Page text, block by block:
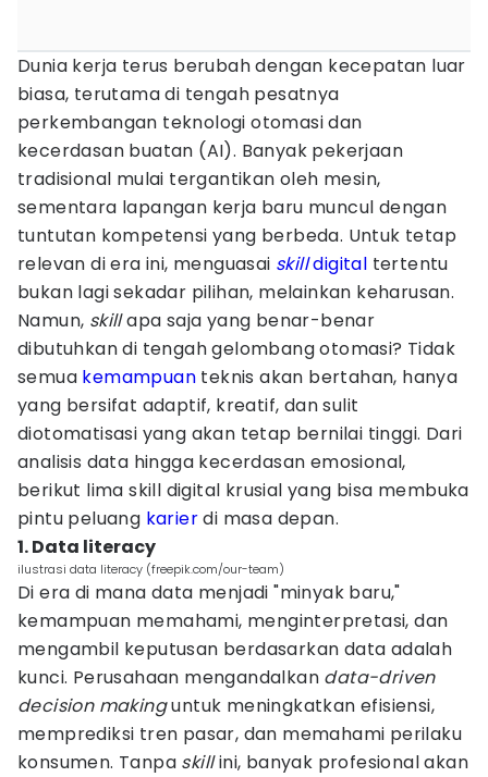
Dunia kerja terus berubah dengan kecepatan luar
biasa, terutama di tengah pesatnya
perkembangan teknologi otomasi dan
kecerdasan buatan (AI). Banyak pekerjaan
tradisional mulai tergantikan oleh mesin,
sementara lapangan kerja baru muncul dengan
tuntutan kompetensi yang berbeda. Untuk tetap
relevan di era ini, menguasai skilldigital tertentu
bukan lagi sekadar pilihan, melainkan keharusan.
Namun, skillapa saja yang benar-benar
dibutuhkan di tengah gelombang otomasi? Tidak
semua kemampuan teknis akan bertahan, hanya
yang bersifat adaptif, kreatif, dan sulit
diotomatisasi yang akan tetap bernilai tinggi. Dari
analisis data hingga kecerdasan emosional,
berikut lima skill digital krusial yang bisa membuka
pintu peluang karierdi masa depan.
1. Data literacy
ilustrasi data literacy (freepik.com/our-team)
Di era di mana data menjadi "minyak baru,"
kemampuan memahami, menginterpretasi, dan
mengambil keputusan berdasarkan data adalah
kunci. Perusahaan mengandalkan data-driven
decision makinguntuk meningkatkan efisiensi,
memprediksi tren pasar, dan memahami perilaku
konsumen. Tanpa skillini, banyak profesional akan